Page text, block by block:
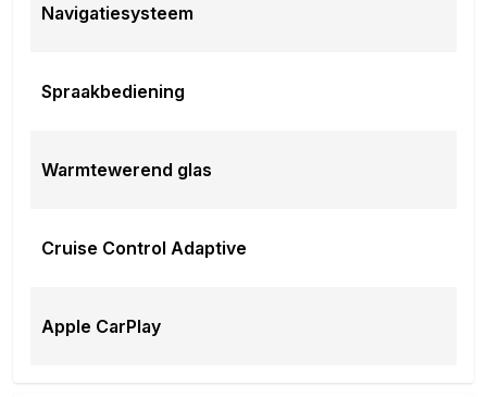
Navigatiesysteem
Spraakbediening
Warmtewerend glas
Cruise Control Adaptive
Apple CarPlay